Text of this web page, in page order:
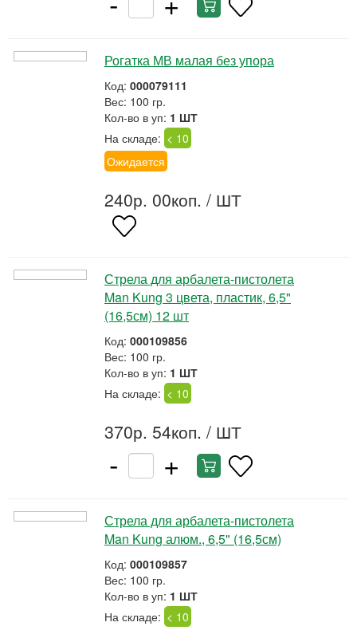
Рогатка МВ малая без упора
Код: 000079111
Вес: 100 гр.
Кол-во в уп: 1 ШТ
На складе: < 10
Ожидается
240р. 00коп. / ШТ
Стрела для арбалета-пистолета
Man Kung 3 цвета, пластик, 6,5"
(16,5см) 12 шт
Код: 000109856
Вес: 100 гр.
Кол-во в уп: 1 ШТ
На складе: < 10
370р. 54коп. / ШТ
- +
Стрела для арбалета-пистолета
Man Kung алюм., 6,5" (16,5см)
Код: 000109857
Вес: 100 гр.
Кол-во в уп: 1 ШТ
На складе: < 10